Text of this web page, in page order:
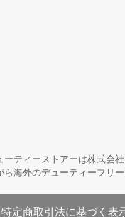
ーティーストアーは株式会
ら海外のデューティーフリ
特定商取引法に基づく表